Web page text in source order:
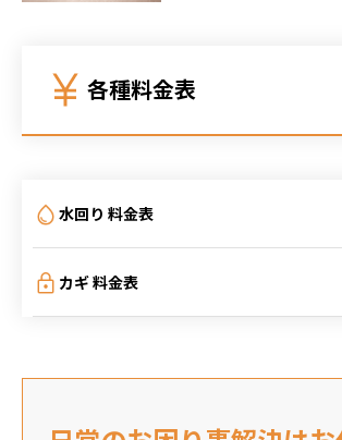
各種料金表
水回り 料金表
カギ 料金表